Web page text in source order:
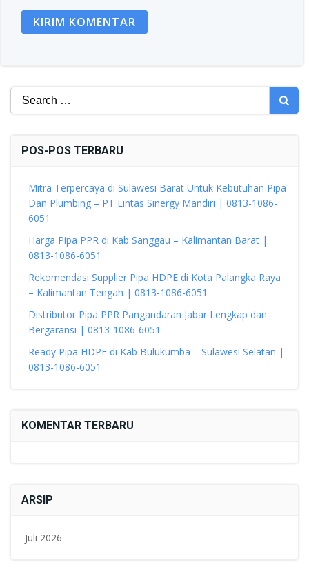
Search
POS-POS TERBARU
Mitra Terpercaya di Sulawesi Barat Untuk Kebutuhan Pipa
Dan Plumbing – PT Lintas Sinergy Mandiri | 0813-1086-
6051
Harga Pipa PPR di Kab Sanggau – Kalimantan Barat |
0813-1086-6051
Rekomendasi Supplier Pipa HDPE di Kota Palangka Raya
– Kalimantan Tengah | 0813-1086-6051
Distributor Pipa PPR Pangandaran Jabar Lengkap dan
Bergaransi | 0813-1086-6051
Ready Pipa HDPE di Kab Bulukumba – Sulawesi Selatan |
0813-1086-6051
KOMENTAR TERBARU
ARSIP
Juli 2026